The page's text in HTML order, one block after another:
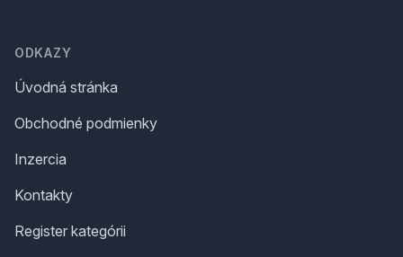
ODKAZY
Úvodná stránka
Obchodné podmienky
Inzercia
Kontakty
Register kategórii